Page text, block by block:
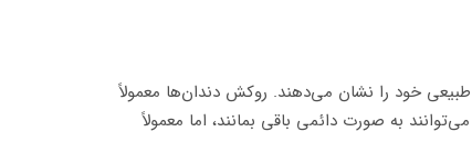
خود را نشان می‌دهند. روکش دندان‌ها معمولاً
به صورت دائمی باقی بمانند، اما معمولاً